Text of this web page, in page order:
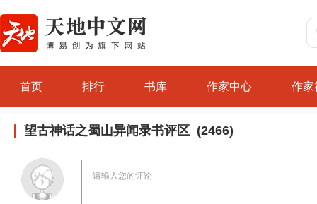
首页 排行 书库 作家中心 作家
望古神话之蜀山异闻录书评区 (2466)